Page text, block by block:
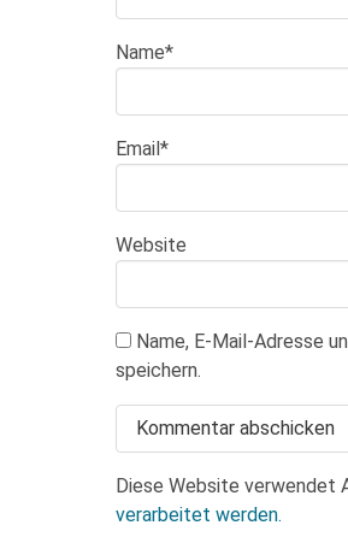
Name*
Email*
Website
Name, E-Mail-Adresse
speichern.
Diese Website verwendet
verarbeitet werden.